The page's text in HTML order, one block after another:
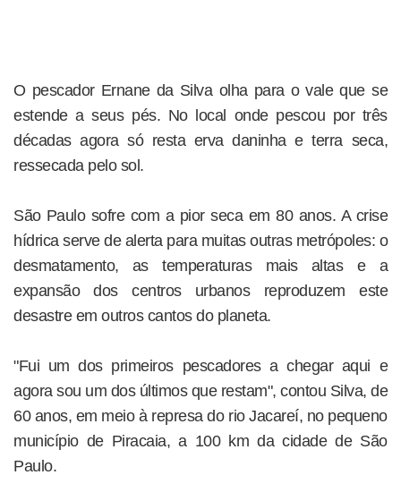
O pescador Ernane da Silva olha para o vale que se
estende a seus pés. No local onde pescou por três
décadas agora só resta erva daninha e terra seca,
ressecada pelo sol.
São Paulo sofre com a pior seca em 80 anos. A crise
hídrica serve de alerta para muitas outras metrópoles: o
desmatamento, as temperaturas mais altas e a
expansão dos centros urbanos reproduzem este
desastre em outros cantos do planeta.
"Fui um dos primeiros pescadores a chegar aqui e
agora sou um dos últimos que restam", contou Silva, de
60 anos, em meio à represa do rio Jacareí, no pequeno
município de Piracaia, a 100 km da cidade de São
Paulo.